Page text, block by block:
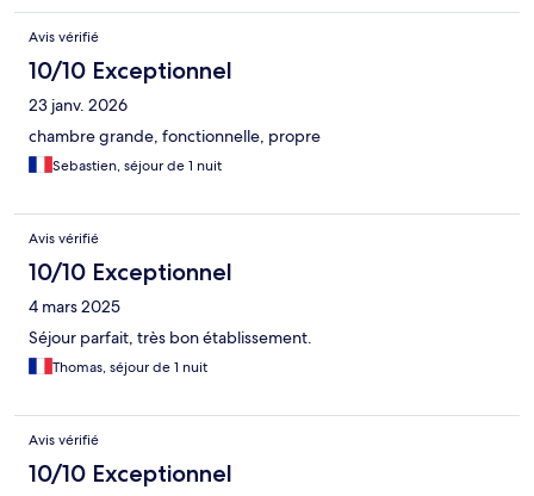
Avis vérifié
10/10 Exceptionnel
23 janv. 2026
chambre grande, fonctionnelle, propre
Sebastien, séjour de 1 nuit
Avis vérifié
10/10 Exceptionnel
4 mars 2025
Séjour parfait, très bon établissement.
Thomas, séjour de 1 nuit
Avis vérifié
10/10 Exceptionnel